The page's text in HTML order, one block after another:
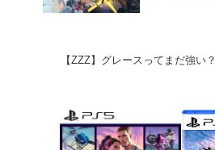
【ZZZ】グレースってまだ強い？